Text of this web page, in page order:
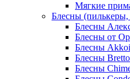
Мягкие
Блесны
Блесны
Блесны от
Блесны
Блесны
Блесны